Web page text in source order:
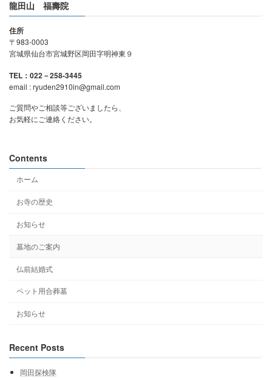
龍田山 福壽院
住所
〒983-0003
宮城県仙台市宮城野区岡田字明神東９
TEL：022－258-3445
email : ryuden2910in@gmail.com
ご質問やご相談等ございましたら、
お気軽にご連絡ください。
Contents
ホーム
お寺の歴史
お知らせ
墓地のご案内
仏前結婚式
ペット用合葬墓
お知らせ
Recent Posts
岡田探検隊